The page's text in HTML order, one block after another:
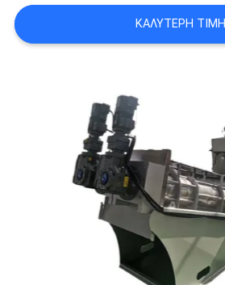
ΜΙΑ
ΠΡΟΣΦΟΡΆ
ΠΟΛΙΤΙΚΉ
ΑΠΟΡΡΉΤΟΥ
ΚΑΛΎΤΕΡΗ ΤΙΜΉ